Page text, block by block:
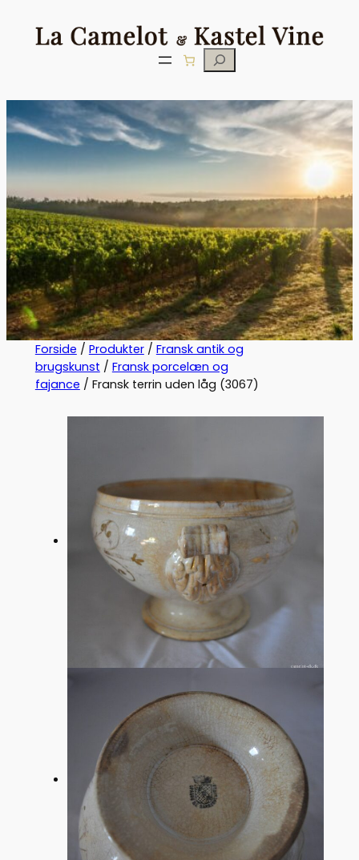
Søg
Forside / Produkter/ Fransk antik og
brugskunst / Fransk porcelæn og
fajance / Fransk terrin uden låg (3067)